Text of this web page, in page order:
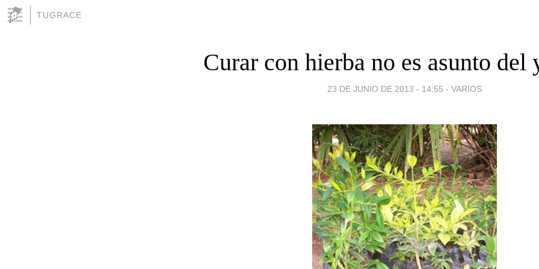
TUGRACE
Curar con hierba no es asunto del
23 DE JUNIO DE 2013 - 14:55 - VARIOS